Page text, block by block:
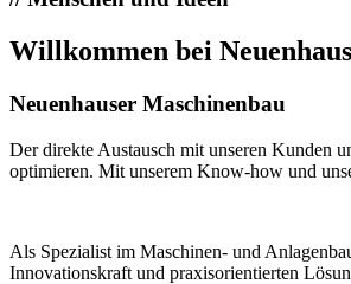
Willkommen bei
Neuenhauser Maschinenbau
Der direkte Austausch mit unseren Kunden
optimieren. Mit unserem Know-how und
Als Spezialist im Maschinen- und
Innovationskraft und praxisorientierten